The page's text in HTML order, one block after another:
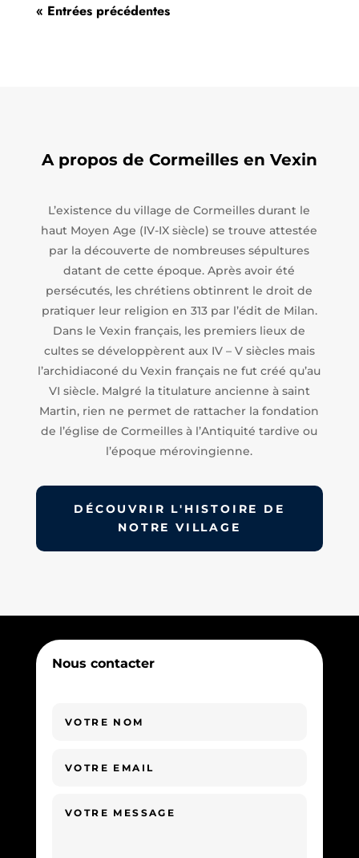
« Entrées précédentes
A propos de Cormeilles en Vexin
L’existence du village de Cormeilles durant le
haut Moyen Age (IV-IX siècle) se trouve attestée
par la découverte de nombreuses sépultures
datant de cette époque. Après avoir été
persécutés, les chrétiens obtinrent le droit de
pratiquer leur religion en 313 par l’édit de Milan.
Dans le Vexin français, les premiers lieux de
cultes se développèrent aux IV – V siècles mais
l’archidiaconé du Vexin français ne fut créé qu’au
VI siècle. Malgré la titulature ancienne à saint
Martin, rien ne permet de rattacher la fondation
de l’église de Cormeilles à l’Antiquité tardive ou
l’époque mérovingienne.
DÉCOUVRIR L'HISTOIRE DE
NOTRE VILLAGE
Nous contacter